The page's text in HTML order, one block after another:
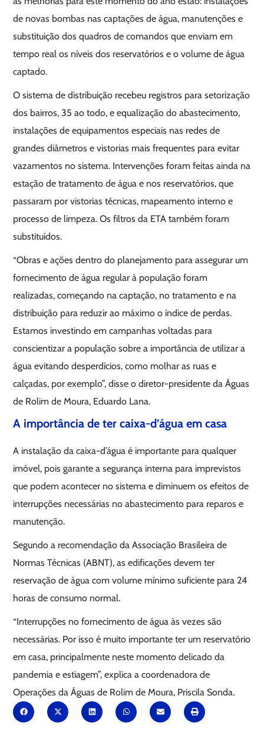
de novas bombas nas captações de água, manutenções e
substituição dos quadros de comandos que enviam em
tempo real os níveis dos reservatórios e o volume de água
captado.
O sistema de distribuição recebeu registros para setorização
dos bairros, 35 ao todo, e equalização do abastecimento,
instalações de equipamentos especiais nas redes de
grandes diâmetros e vistorias mais frequentes para evitar
vazamentos no sistema. Intervenções foram feitas ainda na
estação de tratamento de água e nos reservatórios, que
passaram por vistorias técnicas, mapeamento interno e
processo de limpeza. Os filtros da ETA também foram
substituídos.
“Obras e ações dentro do planejamento para assegurar um
fornecimento de água regular à população foram
realizadas, começando na captação, no tratamento e na
distribuição para reduzir ao máximo o índice de perdas.
Estamos investindo em campanhas voltadas para
conscientizar a população sobre a importância de utilizar a
água evitando desperdícios, como molhar as ruas e
calçadas, por exemplo”, disse o diretor-presidente da Águas
de Rolim de Moura, Eduardo Lana.
A importância de ter caixa-d’água em casa
A instalação da caixa-d’água é importante para qualquer
imóvel, pois garante a segurança interna para imprevistos
que podem acontecer no sistema e diminuem os efeitos de
interrupções necessárias no abastecimento para reparos e
manutenção.
Segundo a recomendação da Associação Brasileira de
Normas Técnicas (ABNT), as edificações devem ter
reservação de água com volume mínimo suficiente para 24
horas de consumo normal.
“Interrupções no fornecimento de água às vezes são
necessárias. Por isso é muito importante ter um reservatório
em casa, principalmente neste momento delicado da
pandemia e estiagem”, explica a coordenadora de
Operações da Águas de Rolim de Moura, Priscila Sonda.